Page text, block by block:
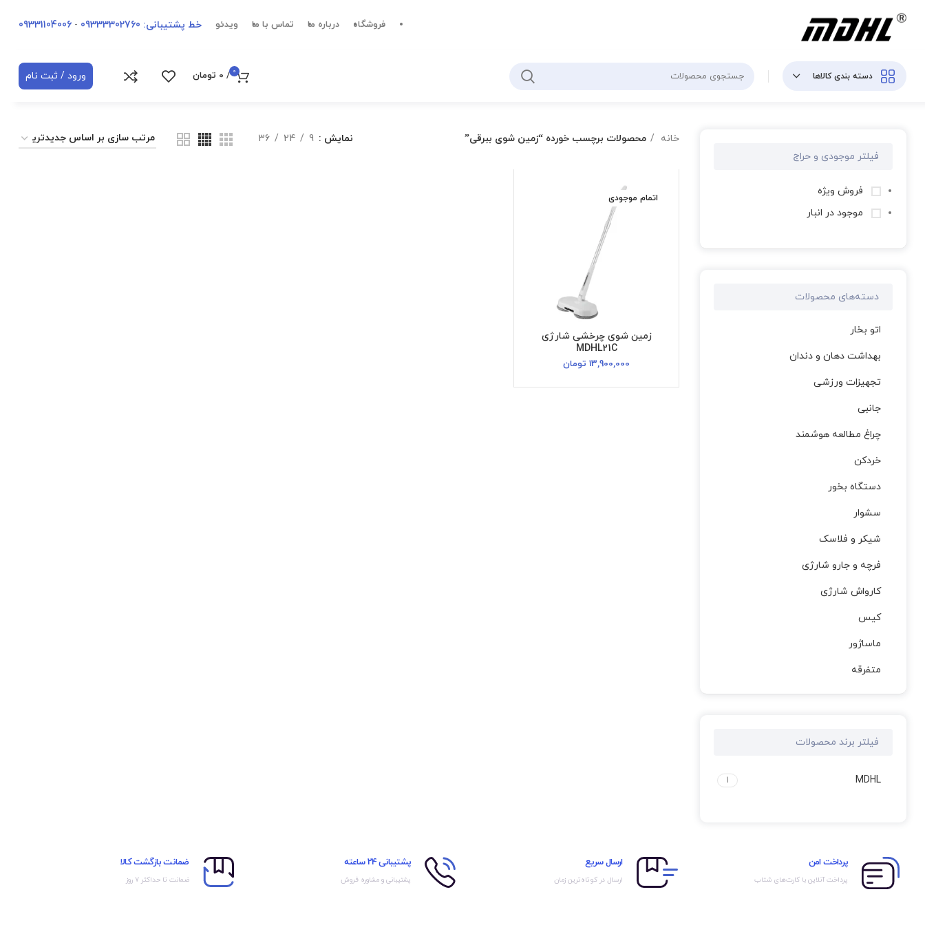
فروشگاه درباره ما تماس با ما ویدئو خط پشتیبانی: 09333302760 -
09331104006
دسته بندی کالاها 0
/
0 تومان ورود / ثبت نام
فیلتر موجودی و حراج
فروش ویژه
موجود در انبار
دسته‌های محصولات
اتو بخار
بهداشت دهان و دندان
تجهیزات ورزشی
جانبی
چراغ مطالعه هوشمند
خردکن
دستگاه بخور
سشوار
شیکر و فلاسک
فرچه و جارو شارژی
کارواش شارژی
کیس
ماساژور
متفرقه
فیلتر برند محصولات
MDHL
1
خانه محصولات برچسب خورده “زمین شوی ببرقی” نمایش 9
24
36
اتمام موجودی
زمین شوی چرخشی شارژی
MDHL21C
13,900,000 تومان
پرداخت امن
پرداخت آنلاین با کارت‌های شتاب
ارسال سریع
ارسال در کوتاه‌ترین زمان
پشتیبانی 24 ساعته
پشتیبانی و مشاوره فروش
ضمانت بازگشت کالا
ضمانت تا حداکثر ۷ روز